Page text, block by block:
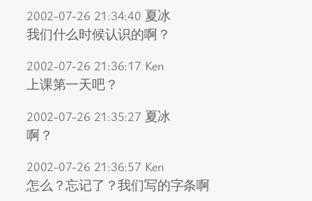
2002-07-26 21:34:40 夏冰
我们什么时候认识的啊？
2002-07-26 21:36:17 Ken
上课第一天吧？
2002-07-26 21:35:27 夏冰
啊？
2002-07-26 21:36:57 Ken
怎么？忘记了？我们写的字条啊